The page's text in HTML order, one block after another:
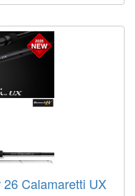
Calamaretti UX